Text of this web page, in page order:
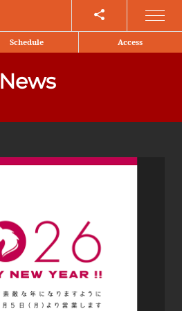
Schedule Access
News